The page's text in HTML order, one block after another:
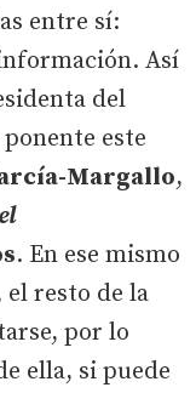
entre sí:
Así
del
ponente este
Margallo,
. En ese mismo
el resto de la
por lo
ella, si puede